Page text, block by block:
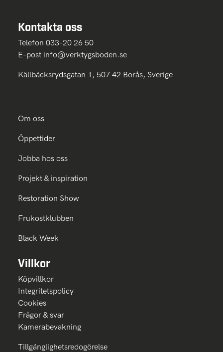
Kontakta oss
Telefon 033-20 26 50
E-post info@verktygsboden.se
Källbäcksrydsgatan 1, 507 42 Borås, Sverige
Om oss
Öppettider
Jobba hos oss
Projekt & inspiration
Restoration Show
Frukostklubben
Black Week
Villkor
Köpvillkor
Integritetspolicy
Cookies
Frågor & svar
Kamerabevakning
Tillgänglighetsredogörelse